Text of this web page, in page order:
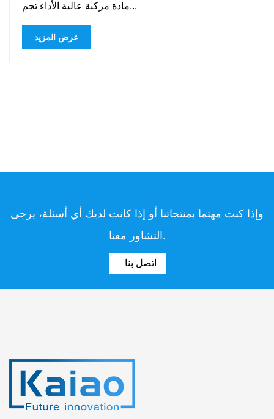
مادة مركبة عالية الأداء تجم...
عرض المزيد
وإذا كنت مهتما بمنتجاتنا أو إذا كانت لديك أي أسئلة، يرجى
التشاور معنا.
اتصل بنا